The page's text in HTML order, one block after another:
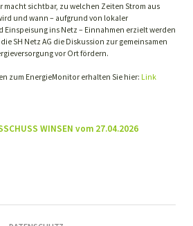
macht sichtbar, zu welchen Zeiten Strom aus
und wann – aufgrund von lokaler
ins Netz – Einnahmen erzielt werden
SH Netz AG die Diskussion zur gemeinsamen
vor Ort fördern.
zum EnergieMonitor erhalten Sie hier: Link
WINSEN vom 27.04.2026